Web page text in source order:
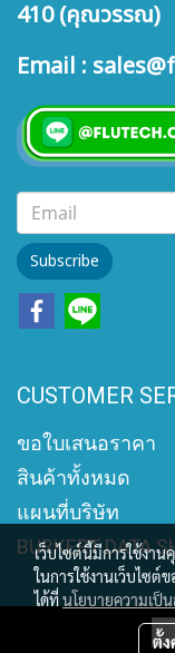
410 (คุณวรรณ)
Email :
Subscribe
CUSTOMER
ขอใบเสนอราคา
สินค้าทั้งหมด
แผนที่บริษัท
BURKERT DATA
ผู้
เว็บไซต์นี้มีการใช้งา
ในการใช้งานเว็บไซต์
ได้ที่นโยบายความเป็
ตั้ง